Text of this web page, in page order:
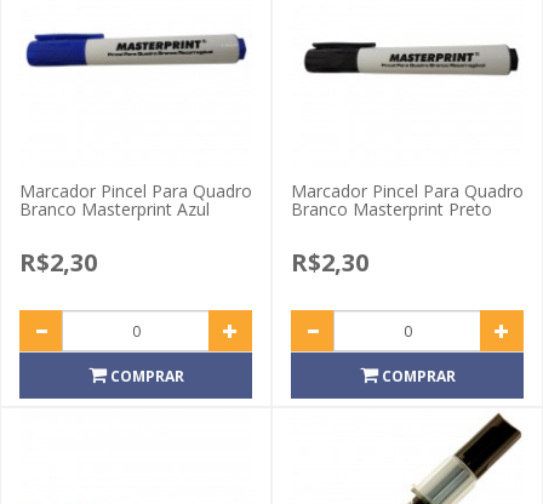
Marcador Pincel Para Quadro
Branco Masterprint Azul
R$2,30
COMPRAR
Marcador Pincel Para Quadro
Branco Masterprint Preto
R$2,30
COMPRAR